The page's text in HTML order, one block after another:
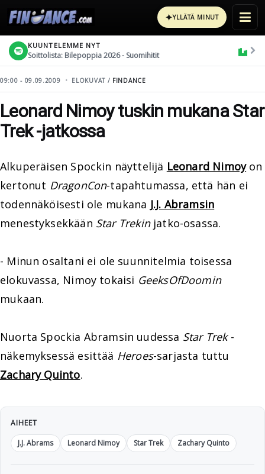
✦YLLÄTÄ MINUT
KUUNTELEMME NYT
Soittolista: Bilepoppia 2026 - Suomihitit
09:00 - 09.09.2009 ELOKUVAT / FINDANCE
Leonard Nimoy tuskin mukana Star
Trek -jatkossa
Alkuperäisen Spockin näyttelijä Leonard Nimoyon
kertonut DragonCon-tapahtumassa, että hän ei
todennäköisesti ole mukana J.J. Abramsin
menestyksekkään Star Trekinjatko-osassa.
- Minun osaltani ei ole suunnitelmia toisessa
elokuvassa, Nimoy tokaisi GeeksOfDoomin
mukaan.
Nuorta Spockia Abramsin uudessa Star Trek-
näkemyksessä esittää Heroes-sarjasta tuttu
Zachary Quinto.
AIHEET
J.J. Abrams
Leonard Nimoy Star Trek Zachary Quinto